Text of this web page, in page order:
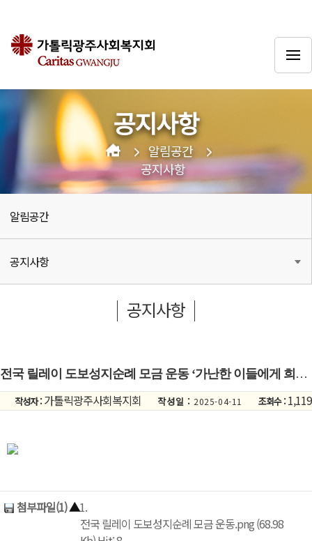
공지사항
알림공간
공지사항
알림공간
공지사항
공지사항
전국 릴레이 도보성지순례 모금 운동 ‘가난한 이들에게 희망을’
작성자 :가톨릭광주사회복지회 작성일 : 2025-04-11 조회수 :1,119
첨부파일(1)▲1.
전국 릴레이 도보성지순례 모금 운동.png (68.98